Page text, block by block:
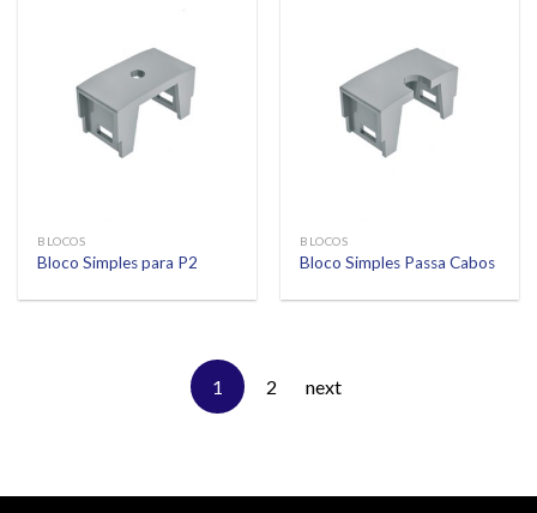
BLOCOS
Bloco Simples para P2
BLOCOS
Bloco Simples Passa Cabos
1 2 next